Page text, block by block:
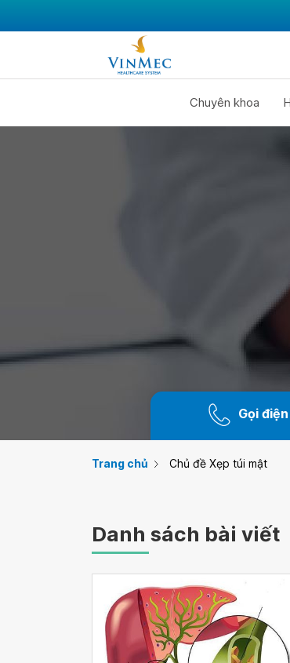
Chuyên khoa
Gọi
Trang chủ Chủ đề Xẹp túi mật
Danh sách bài viết